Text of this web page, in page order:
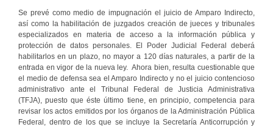
Se prevé como medio de impugnación el juicio de Amparo Indirecto,
así como la habilitación de juzgados creación de jueces y tribunales
especializados en materia de acceso a la información pública y
protección de datos personales. El Poder Judicial Federal deberá
habilitarlos en un plazo, no mayor a 120 días naturales, a partir de la
entrada en vigor de la nueva ley. Ahora bien, resulta cuestionable que
el medio de defensa sea el Amparo Indirecto y no el juicio contencioso
administrativo ante el Tribunal Federal de Justicia Administrativa
(TFJA), puesto que éste último tiene, en principio, competencia para
revisar los actos emitidos por los órganos de la Administración Pública
Federal, dentro de los que se incluye la Secretaría Anticorrupción y